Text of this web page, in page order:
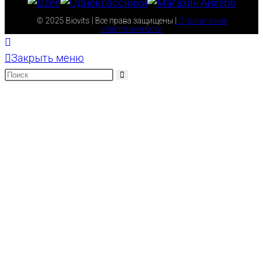
© 2025 Biovits | Все права защищены |
Ограничение
ответственности
Закрыть меню